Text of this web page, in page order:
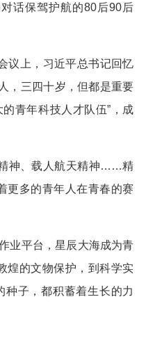
话保驾护航的80后90后
议上，习近平总书记回忆
，三四十岁，但都是重要
青年科技人才队伍”，成
神、载人航天精神……精
更多的青年人在青春的赛
业平台，星辰大海成为青
煌的文物保护，到科学实
种子，都积蓄着生长的力